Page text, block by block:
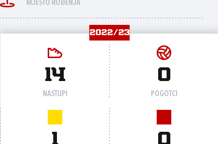
MJESTO ROĐENJA
2022/23
14
NASTUPI
0
POGOTCI
1 0